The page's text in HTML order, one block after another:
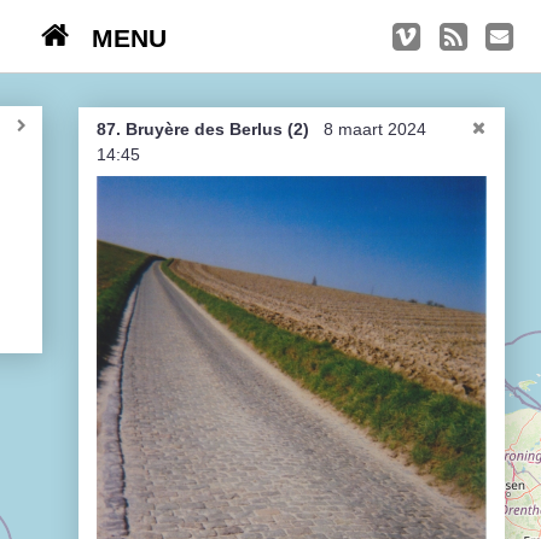
MENU
Kasseien
België / Duitsland / Nederland
Hoogtepunten
Soeperlange tocht
Afleveringen
Bounding Boxes
Ambiance, ambiance, ambiance
De groetjes terug
87. Bruyère des Berlus (2)
8 maart 2024
14:45